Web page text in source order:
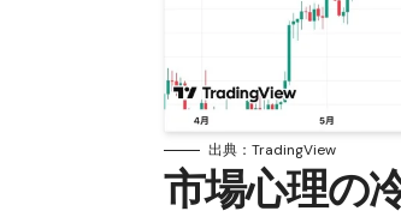
出典：TradingView
市場心理の